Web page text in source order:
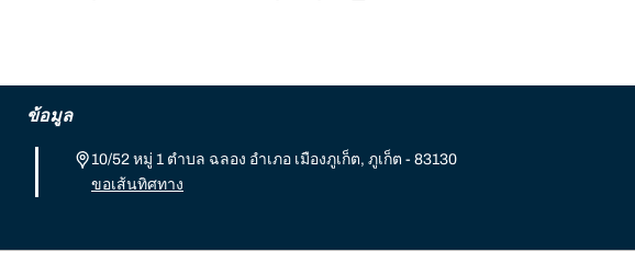
ข้อมูล
10/52 หมู่ 1 ตำบล ฉลอง อำเภอ เมืองภูเก็ต, ภูเก็ต - 83130
ขอเส้นทิศทาง